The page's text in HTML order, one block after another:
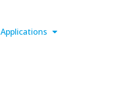
Applications